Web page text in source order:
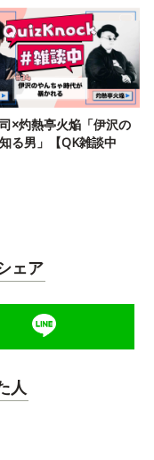
×灼熱亭火焔「伊沢の
る男」【QK雑談中
ェア
人